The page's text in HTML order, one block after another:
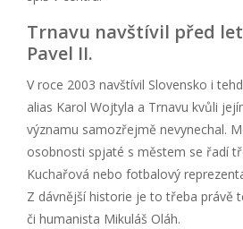
Trnavu navštívil před
Pavel II.
V roce 2003 navštívil Slovensko i
alias Karol Wojtyla a Trnavu kvůli
významu samozřejmě nevynechal.
osobnosti spjaté s městem se řadí
Kuchařová nebo fotbalový
Z dávnější historie je to třeba právě
či humanista Mikuláš Oláh.